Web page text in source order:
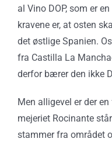
al Vino DOP, som er
kravene er, at osten
det østlige Spanien.
fra Castilla La
derfor bærer den ikke
Men alligevel er der
mejeriet Rocinante
stammer fra området